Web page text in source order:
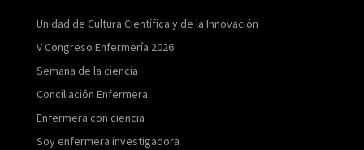
Unidad de Cultura Científica y de la Innovación
V Congreso Enfermería 2026
Semana de la ciencia
Conciliación Enfermera
Enfermera con ciencia
Soy enfermera investigadora